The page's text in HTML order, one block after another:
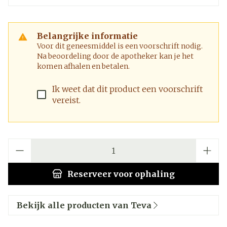
Belangrijke informatie
Voor dit geneesmiddel is een voorschrift nodig.
Na beoordeling door de apotheker kan je het
komen afhalen en betalen.
Ik weet dat dit product een voorschrift
vereist.
Reserveer voor ophaling
Bekijk alle producten van Teva